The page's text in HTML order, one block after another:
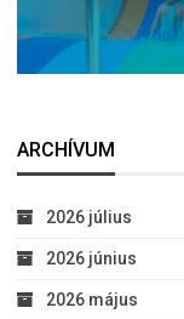
ARCHÍVUM
2026 július
2026 június
2026 május